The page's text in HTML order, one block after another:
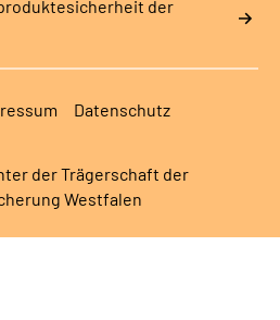
der
Datenschutz
der Trägerschaft der
Westfalen